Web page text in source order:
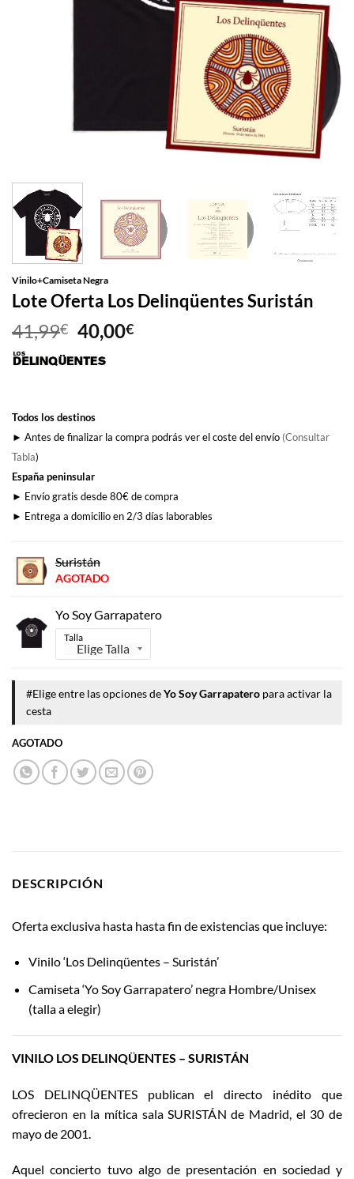
Vinilo+Camiseta Negra
Lote Oferta Los Delinqüentes Suristán
41,99€ El
precio
original
40,00€El
Todos los destinos
► Antes de finalizar la compra podrás ver el coste del envío (Consultar
Tabla)
España peninsular
► Envío gratis desde 80€ de compra
► Entrega a domicilio en 2/3 días laborables
Suristán
AGOTADO
Yo Soy Garrapatero
Talla
#Elige entre las opciones deYo Soy Garrapatero para activar la
cesta
AGOTADO
DESCRIPCIÓN
Oferta exclusiva hasta hasta fin de existencias que incluye:
Vinilo ‘Los Delinqüentes – Suristán’
Camiseta ‘Yo Soy Garrapatero’ negra Hombre/Unisex
(talla a elegir)
VINILO LOS DELINQÜENTES – SURISTÁN
LOS DELINQÜENTES publican el directo inédito que
ofrecieron en la mítica sala SURISTÁN de Madrid, el 30 de
mayo de 2001.
Aquel concierto tuvo algo de presentación en sociedad y